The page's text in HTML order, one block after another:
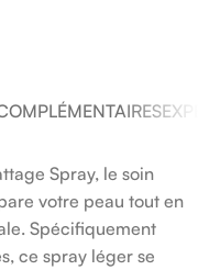
Spray, le soin
votre peau tout en
Spécifiquement
ce spray léger se